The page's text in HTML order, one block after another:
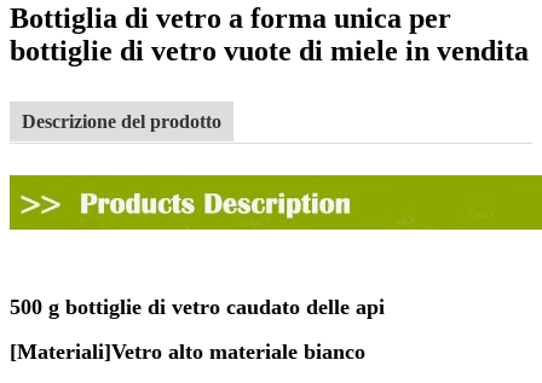
Bottiglia di vetro a forma unica per
bottiglie di vetro vuote di miele in vendita
Descrizione del prodotto
500 g bottiglie di vetro caudato delle api
[Materiali]Vetro alto materiale bianco